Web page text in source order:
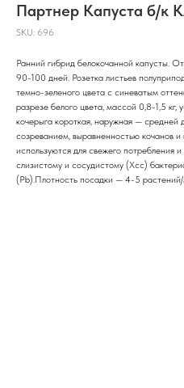
Партнер Капуста б/к
SKU: 696
Ранний гибрид белокочанной капусты.
90-100 дней. Розетка листьев
темно-зеленого цвета с синеватым
разрезе белого цвета, массой 0,8-1,5 кг,
кочерыга короткая, наружная — средней
созреванием, выравненностью кочанов
используются для свежего потребления
слизистому и сосудистому (Xcc)
(Pb).Плотность посадки — 4-5